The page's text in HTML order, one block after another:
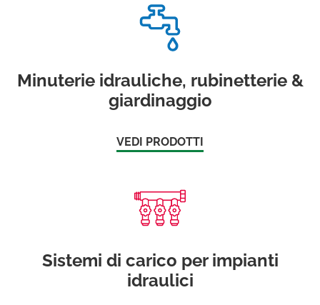
Minuterie idrauliche, rubinetterie &
giardinaggio
VEDI PRODOTTI
Sistemi di carico per impianti
idraulici